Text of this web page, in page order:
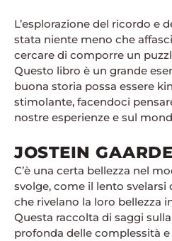
L’esplorazione del ricordo e
stata niente meno che
cercare di comporre un
Questo libro è un grande
buona storia possa essere
stimolante, facendoci
nostre esperienze e sul
JOSTEIN
C’è una certa bellezza nel
svolge, come il lento svelarsi
che rivelano la loro bellezza
Questa raccolta di saggi
profonda delle complessità